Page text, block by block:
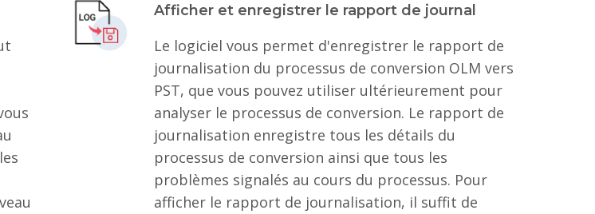
Afficher et enregistrer le rapport de journal
Le logiciel vous permet d'enregistrer le rapport de
journalisation du processus de conversion OLM vers
PST, que vous pouvez utiliser ultérieurement pour
analyser le processus de conversion. Le rapport de
journalisation enregistre tous les détails du
processus de conversion ainsi que tous les
problèmes signalés au cours du processus. Pour
afficher le rapport de journalisation, il suffit de